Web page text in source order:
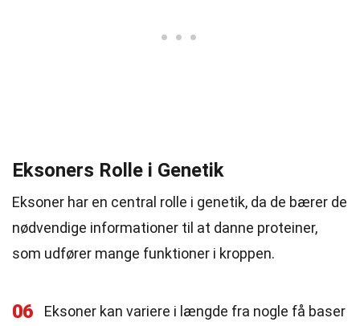
Eksoners Rolle i Genetik
Eksoner har en central rolle i genetik, da de bærer de
nødvendige informationer til at danne proteiner,
som udfører mange funktioner i kroppen.
06
Eksoner kan variere i længde fra nogle få baser